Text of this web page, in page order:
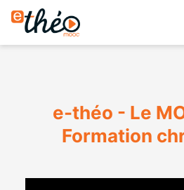
e-théo - Le
Formation